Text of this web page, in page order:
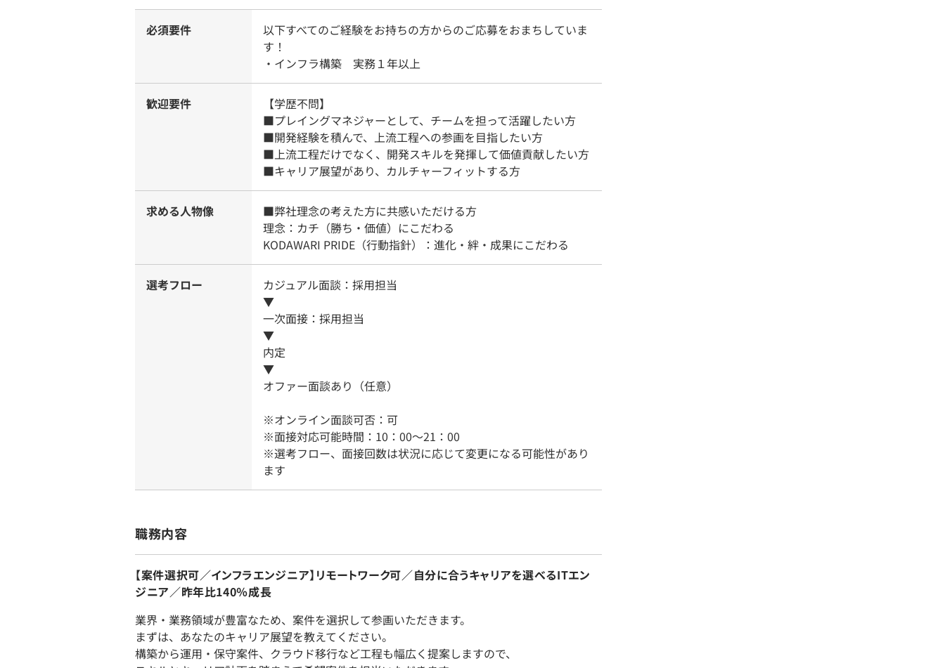
必須要件
以下すべてのご経験をお持ちの方からのご応募をおまちしていま
す！
・インフラ構築 実務１年以上
歓迎要件
【学歴不問】
■プレイングマネジャーとして、チームを担って活躍したい方
■開発経験を積んで、上流工程への参画を目指したい方
■上流工程だけでなく、開発スキルを発揮して価値貢献したい方
■キャリア展望があり、カルチャーフィットする方
求める人物像
■弊社理念の考えた方に共感いただける方
理念：カチ（勝ち・価値）にこだわる
KODAWARI PRIDE（行動指針）：進化・絆・成果にこだわる
選考フロー
カジュアル面談：採用担当
▼
一次面接：採用担当
▼
内定
▼
オファー面談あり（任意）
※オンライン面談可否：可
※面接対応可能時間：10：00〜21：00
※選考フロー、面接回数は状況に応じて変更になる可能性があり
ます
職務内容
【案件選択可／インフラエンジニア】リモートワーク可／自分に合うキャリアを選べるITエン
ジニア／昨年比140％成長
業界・業務領域が豊富なため、案件を選択して参画いただきます。
まずは、あなたのキャリア展望を教えてください。
構築から運用・保守案件、クラウド移行など工程も幅広く提案しますので、